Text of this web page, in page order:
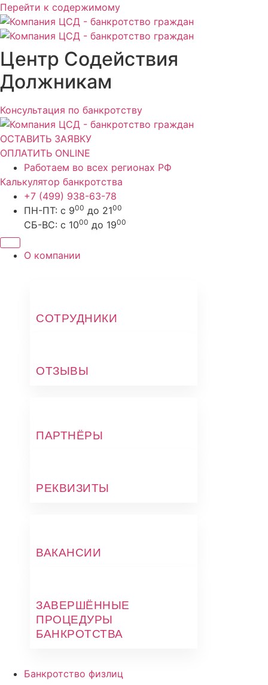
Перейти к содержимому
Центр Содействия
Должникам
Консультация по банкротству
ОСТАВИТЬ ЗАЯВКУ
ОПЛАТИТЬ ONLINE
Работаем во всех регионах РФ
Калькулятор банкротства
+7 (499) 938-63-78
ПН-ПТ: с 900 до 2100
СБ-ВС: с 1000 до 1900
О компании
СОТРУДНИКИ
ОТЗЫВЫ
ПАРТНЁРЫ
РЕКВИЗИТЫ
ВАКАНСИИ
ЗАВЕРШЁННЫЕ
ПРОЦЕДУРЫ
БАНКРОТСТВА
Банкротство физлиц